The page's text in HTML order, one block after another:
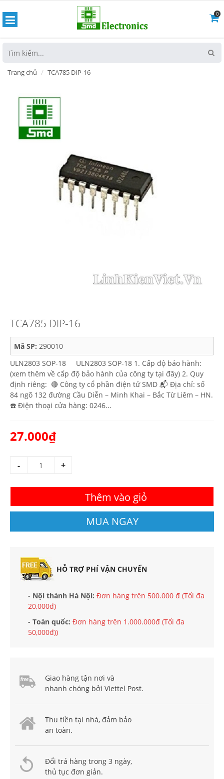
0
Trang chủ TCA785 DIP-16
TCA785 DIP-16
Mã SP: 290010
ULN2803 SOP-18 ULN2803 SOP-18 1. Cấp độ bảo hành:
(xem thêm về cấp độ bảo hành của công ty tại đây) 2. Quy
định riêng: 🔴 Công ty cổ phần điện tử SMD 📬 Địa chỉ: số
84 ngõ 132 đường Cầu Diễn – Minh Khai – Bắc Từ Liêm – HN.
☎️ Điện thoại cửa hàng: 0246...
27.000₫
- +
Thêm vào giỏ
MUA NGAY
HỖ TRỢ PHÍ VẬN CHUYỂN
- Nội thành Hà Nội: Đơn hàng trên 500.000 đ (Tối đa
20,000đ)
- Toàn quốc: Đơn hàng trên 1.000.000đ (Tối đa
50,000đ))
Giao hàng tận nơi và
nhanh chóng bởi Viettel Post.
Thu tiền tại nhà, đảm bảo
an toàn.
Đổi trả hàng trong 3 ngày,
thủ tục đơn giản.